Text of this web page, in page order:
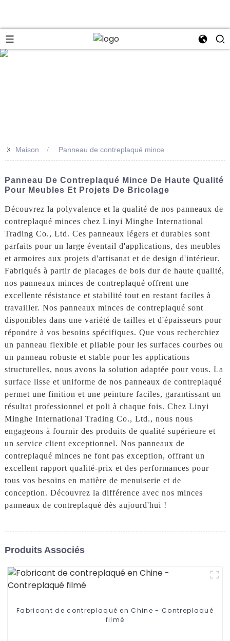
>> Maison Panneau de contreplaqué mince
Panneau De Contreplaqué Mince De Haute Qualité
Pour Meubles Et Projets De Bricolage
Découvrez la polyvalence et la qualité de nos panneaux de
contreplaqué minces chez Linyi Minghe International
Trading Co., Ltd. Ces panneaux légers et durables sont
parfaits pour un large éventail d'applications, des meubles
et armoires aux projets d'artisanat et de design d'intérieur.
Fabriqués à partir de placages de bois dur de haute qualité,
nos panneaux minces de contreplaqué offrent une
excellente résistance et stabilité tout en restant faciles à
travailler. Nos panneaux minces de contreplaqué sont
disponibles dans une variété de tailles et d'épaisseurs pour
répondre à vos besoins spécifiques. Que vous recherchiez
un panneau flexible et pliable pour les surfaces courbes ou
un panneau robuste et stable pour les applications
structurelles, nous avons la solution adaptée pour vous. La
surface lisse et uniforme de nos panneaux de contreplaqué
permet une finition et une peinture faciles, garantissant un
résultat professionnel et poli à chaque fois. Chez Linyi
Minghe International Trading Co., Ltd., nous nous
engageons à fournir des produits de qualité supérieure et
un service client exceptionnel. Nos panneaux de
contreplaqué minces ne font pas exception, offrant un
excellent rapport qualité-prix et des performances pour
tous vos besoins en matière de menuiserie et de
conception. Découvrez la différence avec nos minces
panneaux de contreplaqué dès aujourd'hui !
Produits Associés
Fabricant de contreplaqué en Chine - Contreplaqué
filmé